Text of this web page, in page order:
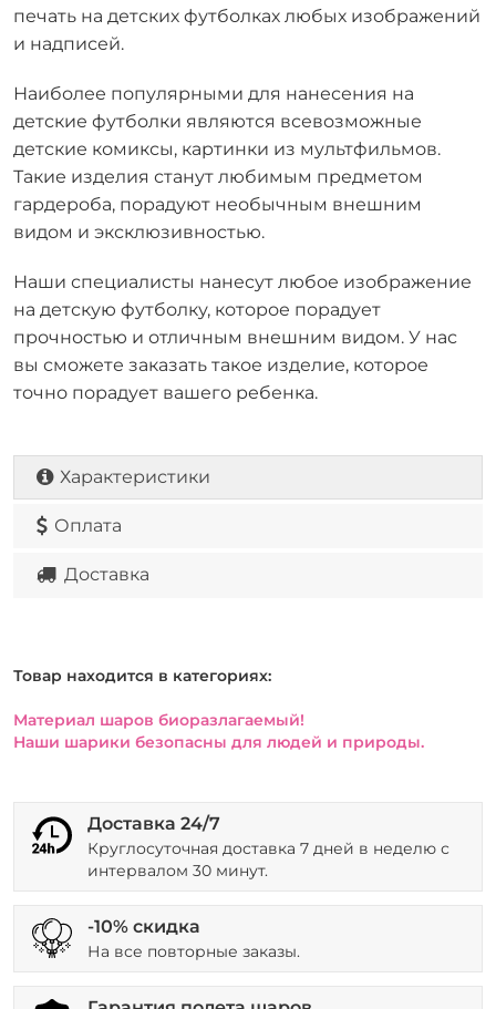
печать на детских футболках любых изображений
и надписей.
Наиболее популярными для нанесения на
детские футболки являются всевозможные
детские комиксы, картинки из мультфильмов.
Такие изделия станут любимым предметом
гардероба, порадуют необычным внешним
видом и эксклюзивностью.
Наши специалисты нанесут любое изображение
на детскую футболку, которое порадует
прочностью и отличным внешним видом. У нас
вы сможете заказать такое изделие, которое
точно порадует вашего ребенка.
Характеристики
Оплата
Доставка
Товар находится в категориях:
Материал шаров биоразлагаемый!
Наши шарики безопасны для людей и природы.
Доставка 24/7
Круглосуточная доставка 7 дней в неделю с
интервалом 30 минут.
-10% скидка
На все повторные заказы.